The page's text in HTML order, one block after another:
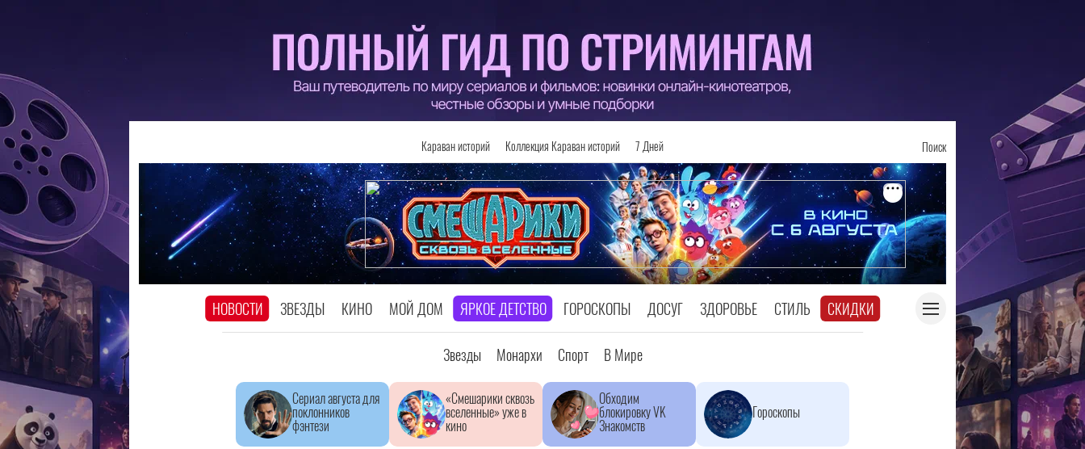
Караван историй Коллекция Караван историй 7 Дней Поиск
НОВОСТИ ЗВЕЗДЫ КИНО МОЙ ДОМ ЯРКОЕ ДЕТСТВО ГОРОСКОПЫ ДОСУГ ЗДОРОВЬЕ СТИЛЬ СКИДКИ
Звезды Монархи Спорт В Мире
Сериал августа для
поклонников
фэнтези
«Смешарики сквозь
вселенные» уже в
кино
Обходим
блокировку VK
Знакомств
Гороскопы